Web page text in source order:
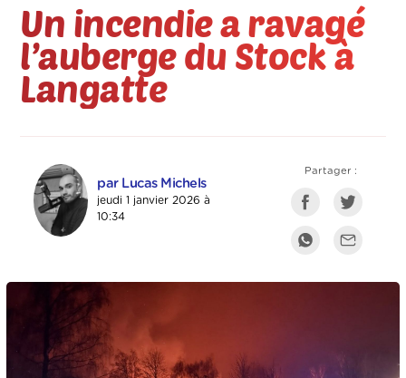
Un incendie a ravagé
l’auberge du Stock à
Langatte
par Lucas Michels
jeudi 1 janvier 2026 à
10:34
Partager :